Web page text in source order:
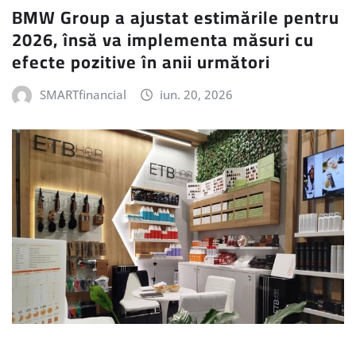
BMW Group a ajustat estimările pentru
2026, însă va implementa măsuri cu
efecte pozitive în anii următori
SMARTfinancial iun. 20, 2026